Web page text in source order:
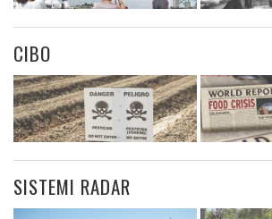
CIBO
SISTEMI RADAR